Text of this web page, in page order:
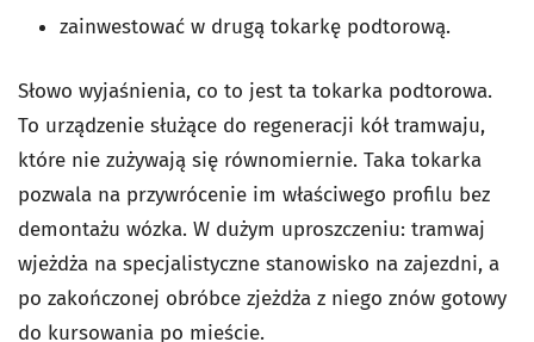
zainwestować w drugą tokarkę podtorową.
Słowo wyjaśnienia, co to jest ta tokarka podtorowa.
To urządzenie służące do regeneracji kół tramwaju,
które nie zużywają się równomiernie. Taka tokarka
pozwala na przywrócenie im właściwego profilu bez
demontażu wózka. W dużym uproszczeniu: tramwaj
wjeżdża na specjalistyczne stanowisko na zajezdni, a
po zakończonej obróbce zjeżdża z niego znów gotowy
do kursowania po mieście.